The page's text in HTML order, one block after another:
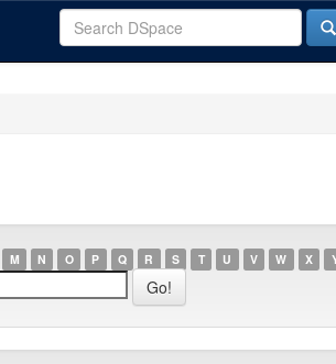
M N O P Q R S T U V W X